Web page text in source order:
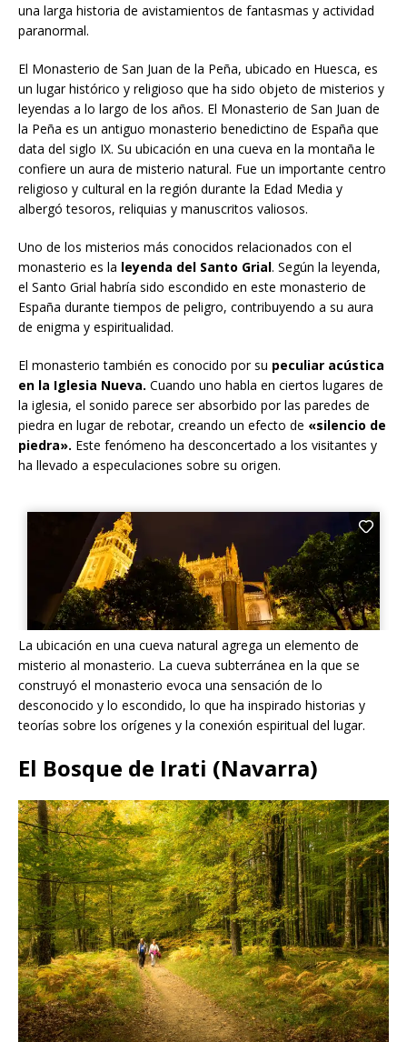
una larga historia de avistamientos de fantasmas y actividad
paranormal.
El Monasterio de San Juan de la Peña, ubicado en Huesca, es
un lugar histórico y religioso que ha sido objeto de misterios y
leyendas a lo largo de los años. El Monasterio de San Juan de
la Peña es un antiguo monasterio benedictino de España que
data del siglo IX. Su ubicación en una cueva en la montaña le
confiere un aura de misterio natural. Fue un importante centro
religioso y cultural en la región durante la Edad Media y
albergó tesoros, reliquias y manuscritos valiosos.
Uno de los misterios más conocidos relacionados con el
monasterio es la leyenda del Santo Grial. Según la leyenda,
el Santo Grial habría sido escondido en este monasterio de
España durante tiempos de peligro, contribuyendo a su aura
de enigma y espiritualidad.
El monasterio también es conocido por su peculiar acústica
en la Iglesia Nueva. Cuando uno habla en ciertos lugares de
la iglesia, el sonido parece ser absorbido por las paredes de
piedra en lugar de rebotar, creando un efecto de «silencio de
piedra». Este fenómeno ha desconcertado a los visitantes y
ha llevado a especulaciones sobre su origen.
La ubicación en una cueva natural agrega un elemento de
misterio al monasterio. La cueva subterránea en la que se
construyó el monasterio evoca una sensación de lo
desconocido y lo escondido, lo que ha inspirado historias y
teorías sobre los orígenes y la conexión espiritual del lugar.
El Bosque de Irati (Navarra)